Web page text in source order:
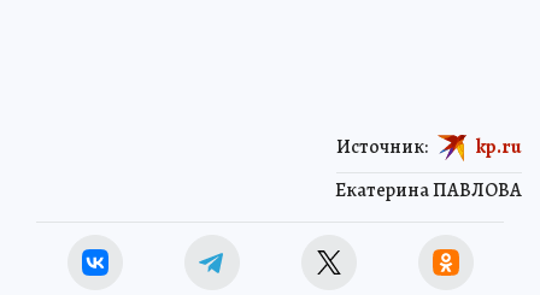
Екатерина ПАВЛОВА
Источник: kp.ru